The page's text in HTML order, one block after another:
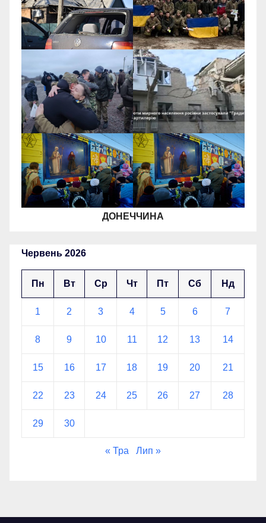
ДОНЕЧЧИНА
Червень 2026
Пн Вт Ср Чт Пт Сб Нд
1 2 3 4 5 6 7
8 9 10 11 12 13 14
15 16 17 18 19 20 21
22 23 24 25 26 27 28
29 30
« Тра Лип »